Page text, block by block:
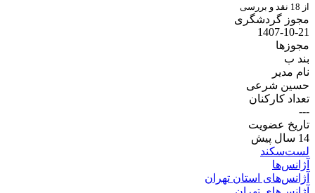
از 18 نقد و بررسی
مجوز گردشگری
1407-10-21
مجوز‌ها
بند ب
نام مدیر
حسین شرعی
تعداد کارکنان
---
تاریخ عضویت
14 سال پیش
لست‌سکند
آژانس‌ها
آژانس‌های استان تهران